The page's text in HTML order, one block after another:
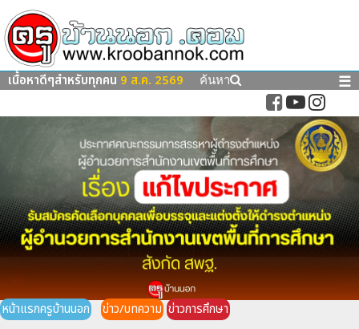
เนื้อหาดีๆสำหรับทุกคน 9 ส.ค. 2569 ค้นหา ☰
หน้าแรกครูบ้านนอก ข่าว/บทความ ข่าวการศึกษา